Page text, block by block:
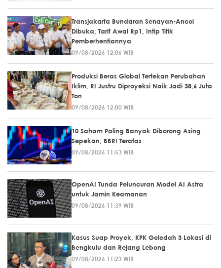
Transjakarta Bundaran Senayan-Ancol
Dibuka, Tarif Awal Rp1, Intip Titik
Pemberhentiannya
09/08/2026 12:06 WIB
Produksi Beras Global Tertekan Perubahan
Iklim, RI Justru Diproyeksi Naik Jadi 38,6 Juta
Ton
09/08/2026 12:00 WIB
10 Saham Paling Banyak Diborong Asing
Sepekan, BBRI Teratas
09/08/2026 11:53 WIB
OpenAI Tunda Peluncuran Model AI Astra
untuk Jamin Keamanan
09/08/2026 11:39 WIB
Kasus Suap Proyek, KPK Geledah 3 Lokasi di
Bengkulu dan Rejang Lebong
09/08/2026 11:23 WIB